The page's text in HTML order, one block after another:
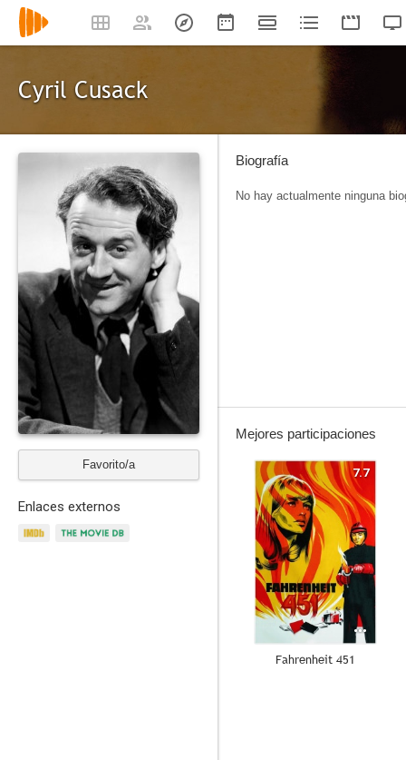
Cyril Cusack
Favorito/a
Enlaces externos
Biografía
No hay actualmente ninguna
Mejores participaciones
7.7
Fahrenheit 451